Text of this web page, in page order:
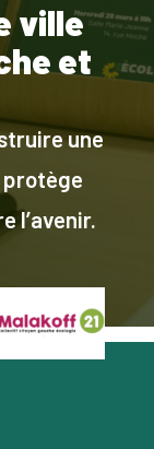
ville
et
une
protège
l’avenir.